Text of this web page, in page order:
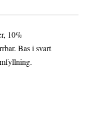
10%
Bas i svart